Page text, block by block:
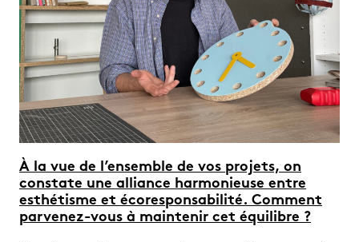
À la vue de l’ensemble de vos projets, on
constate une alliance harmonieuse entre
esthétisme et écoresponsabilité. Comment
parvenez-vous à maintenir cet équilibre ?